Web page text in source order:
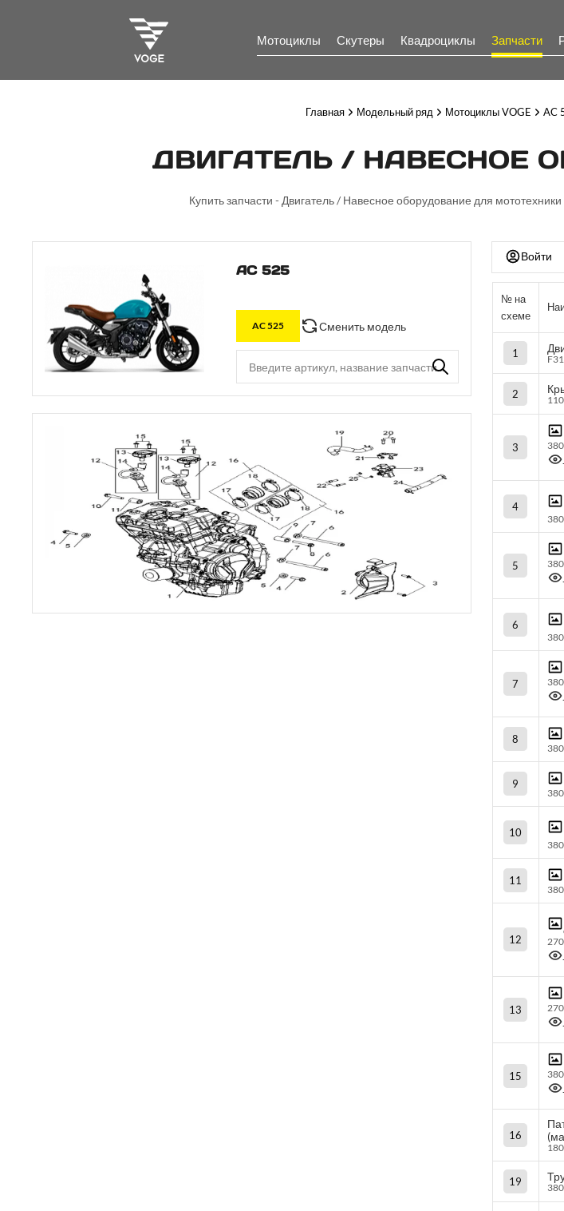
Мотоциклы Скутеры Квадроциклы Запчасти
Главная Модельный ряд Мотоциклы VOGE AC
ДВИГАТЕЛЬ / НАВЕСНОЕ
Купить запчасти - Двигатель / Навесное оборудование для
AC 525
AC 525 Сменить модель
Войти
№ на
схеме
1
2
3
4
5
6
7
8
9
10
11
12
13
15
16
19